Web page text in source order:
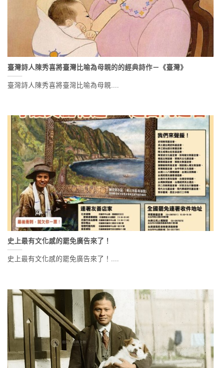
臺灣詩人陳秀喜將臺灣比喻為母親的的經典詩作－《臺灣》
臺灣詩人陳秀喜將臺灣比喻為母親....
史上最有文化感的罷免廣告來了！
史上最有文化感的罷免廣告來了！....